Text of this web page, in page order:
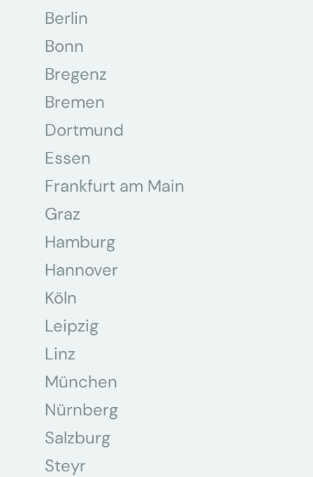
Berlin
Bonn
Bregenz
Bremen
Dortmund
Essen
Frankfurt am Main
Graz
Hamburg
Hannover
Köln
Leipzig
Linz
München
Nürnberg
Salzburg
Steyr